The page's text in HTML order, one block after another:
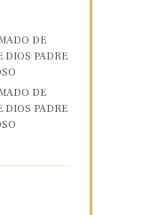
DE
DIOS PADRE
DE
DIOS PADRE